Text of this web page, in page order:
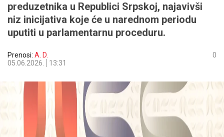
preduzetnika u Republici Srpskoj, najavivši
niz inicijativa koje će u narednom periodu
uputiti u parlamentarnu proceduru.
Prenosi: A. D.
05.06.2026.
13:31
0